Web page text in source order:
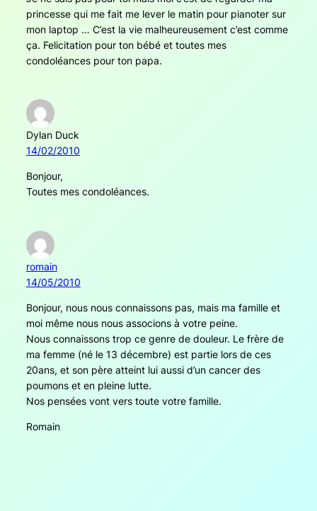
princesse qui me fait me lever le matin pour pianoter sur
mon laptop … C’est la vie malheureusement c’est comme
ça. Felicitation pour ton bébé et toutes mes
condoléances pour ton papa.
Dylan Duck
14/02/2010
Bonjour,
Toutes mes condoléances.
romain
14/05/2010
Bonjour, nous nous connaissons pas, mais ma famille et
moi même nous nous associons à votre peine.
Nous connaissons trop ce genre de douleur. Le frère de
ma femme (né le 13 décembre) est partie lors de ces
20ans, et son père atteint lui aussi d’un cancer des
poumons et en pleine lutte.
Nos pensées vont vers toute votre famille.
Romain